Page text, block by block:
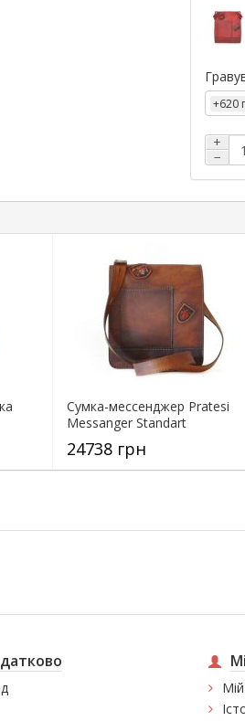
+620
+
−
Сумка-мессенджер Pratesi
Messanger Standart
24738 грн